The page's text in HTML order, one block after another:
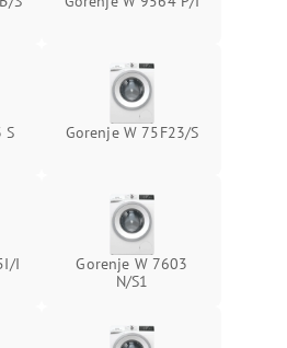
S Gorenje W 75F23/S
I
Gorenje W 7603
N/S1